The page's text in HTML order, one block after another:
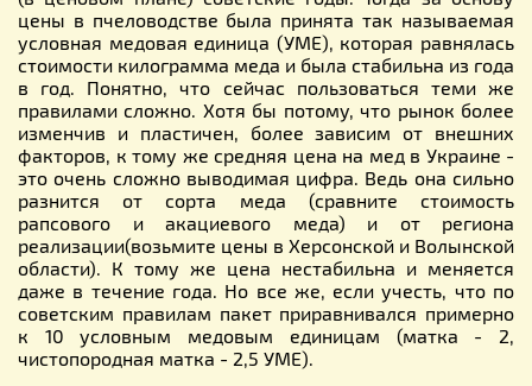
цены в пчеловодстве была принята так называемая
условная медовая единица (УМЕ), которая равнялась
стоимости килограмма меда и была стабильна из года
в год. Понятно, что сейчас пользоваться теми же
правилами сложно. Хотя бы потому, что рынок более
изменчив и пластичен, более зависим от внешних
факторов, к тому же средняя цена на мед в Украине -
это очень сложно выводимая цифра. Ведь она сильно
разнится от сорта меда (сравните стоимость
рапсового и акациевого меда) и от региона
реализации(возьмите цены в Херсонской и Волынской
области). К тому же цена нестабильна и меняется
даже в течение года. Но все же, если учесть, что по
советским правилам пакет приравнивался примерно
к 10 условным медовым единицам (матка - 2,
чистопородная матка - 2,5 УМЕ).